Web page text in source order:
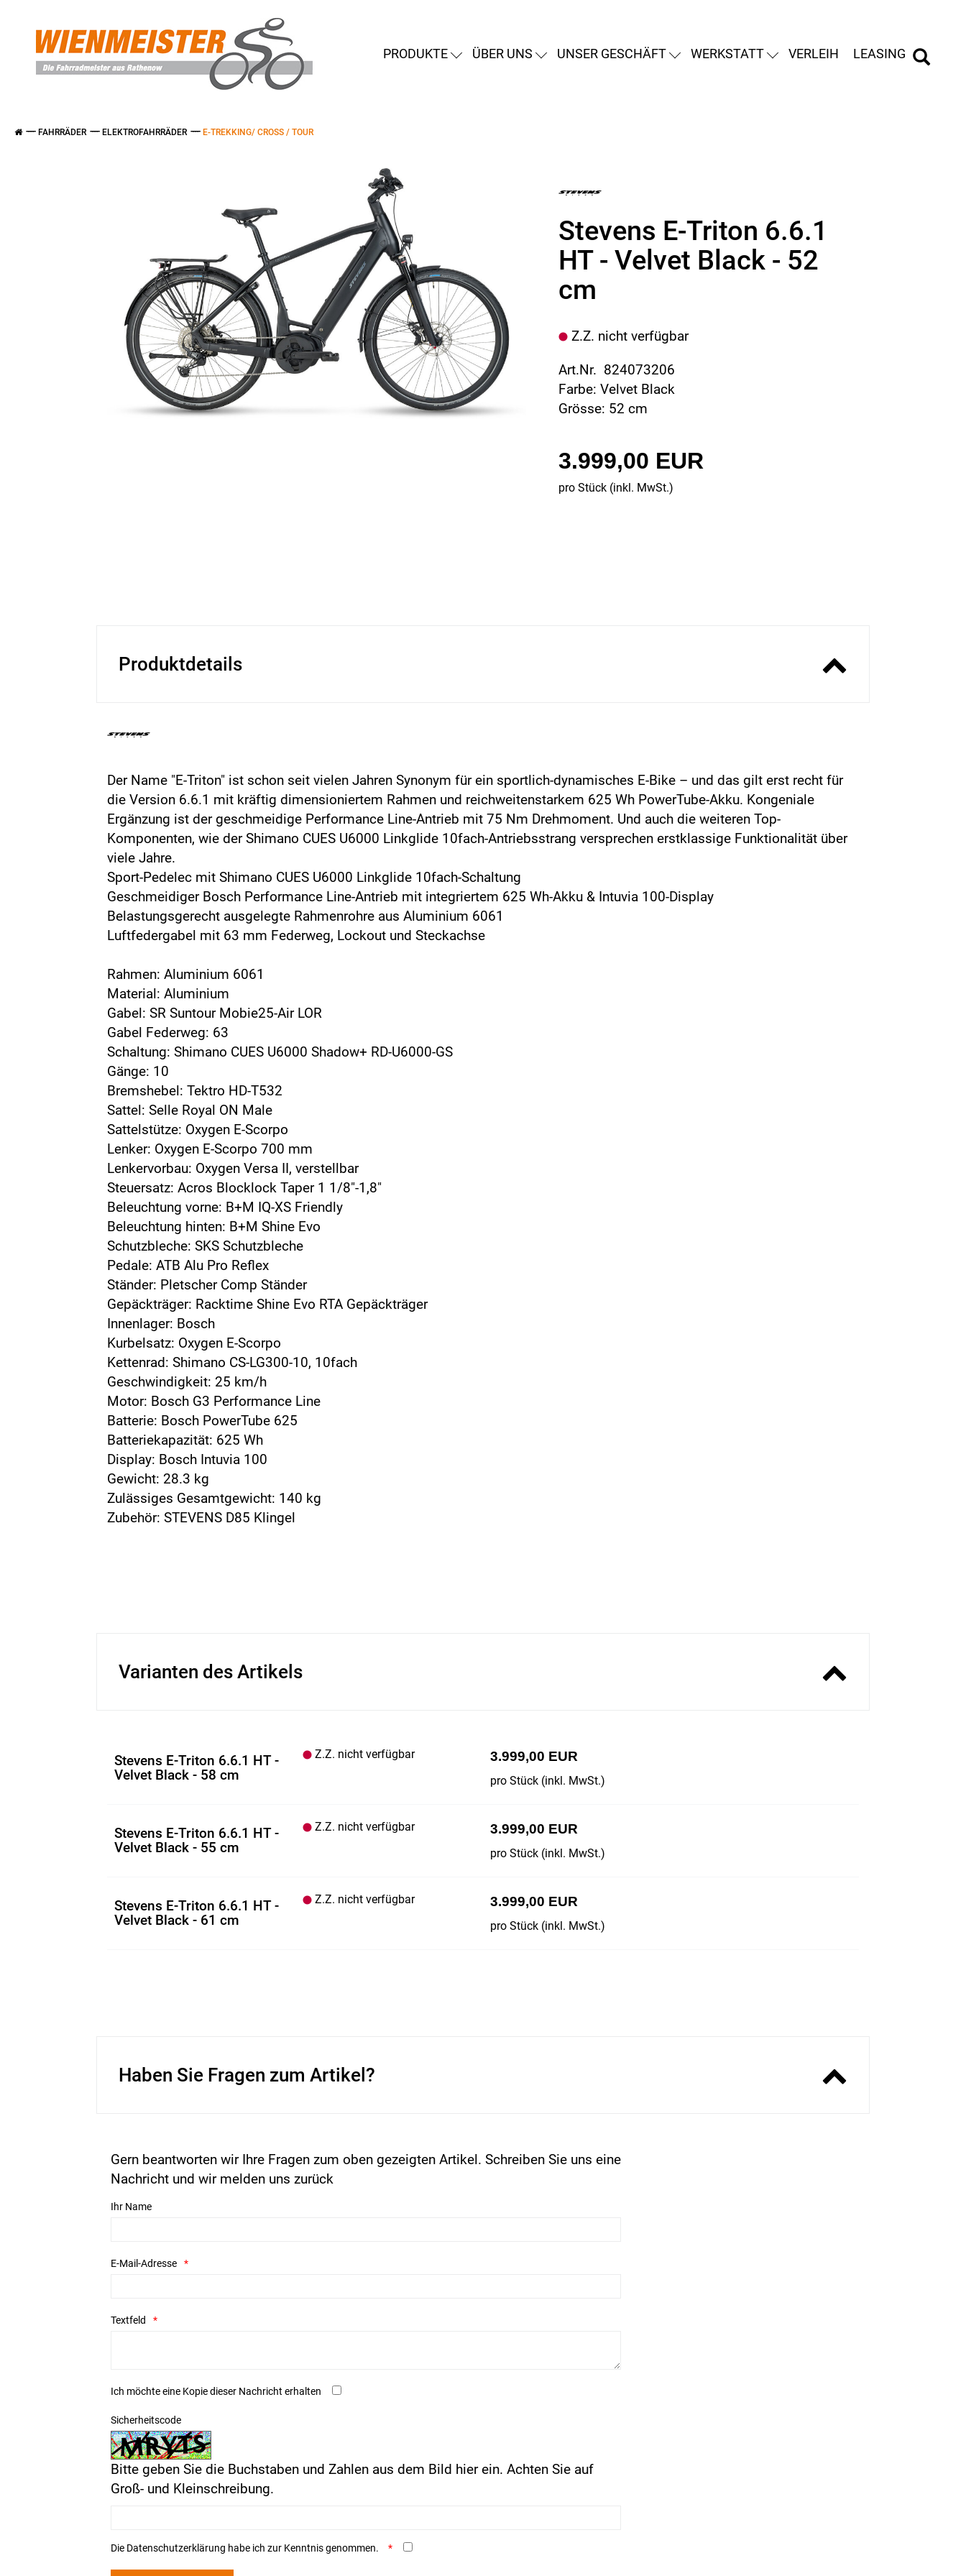
PRODUKTE ÜBER UNS UNSER GESCHÄFT WERKSTATT VERLEIH LEASING
FAHRRÄDER ELEKTROFAHRRÄDER E-TREKKING/ CROSS / TOUR
Stevens E-Triton 6.6.1
HT - Velvet Black - 52
cm
Z.Z. nicht verfügbar
Art.Nr. 824073206
Farbe: Velvet Black
Grösse: 52 cm
3.999,00 EUR
pro Stück (inkl. MwSt.)
Produktdetails
Der Name "E-Triton" ist schon seit vielen Jahren Synonym für ein sportlich-dynamisches E-Bike – und das gilt erst recht für
die Version 6.6.1 mit kräftig dimensioniertem Rahmen und reichweitenstarkem 625 Wh PowerTube-Akku. Kongeniale
Ergänzung ist der geschmeidige Performance Line-Antrieb mit 75 Nm Drehmoment. Und auch die weiteren Top-
Komponenten, wie der Shimano CUES U6000 Linkglide 10fach-Antriebsstrang versprechen erstklassige Funktionalität über
viele Jahre.
Sport-Pedelec mit Shimano CUES U6000 Linkglide 10fach-Schaltung
Geschmeidiger Bosch Performance Line-Antrieb mit integriertem 625 Wh-Akku & Intuvia 100-Display
Belastungsgerecht ausgelegte Rahmenrohre aus Aluminium 6061
Luftfedergabel mit 63 mm Federweg, Lockout und Steckachse
Rahmen: Aluminium 6061
Material: Aluminium
Gabel: SR Suntour Mobie25-Air LOR
Gabel Federweg: 63
Schaltung: Shimano CUES U6000 Shadow+ RD-U6000-GS
Gänge: 10
Bremshebel: Tektro HD-T532
Sattel: Selle Royal ON Male
Sattelstütze: Oxygen E-Scorpo
Lenker: Oxygen E-Scorpo 700 mm
Lenkervorbau: Oxygen Versa II, verstellbar
Steuersatz: Acros Blocklock Taper 1 1/8"-1,8"
Beleuchtung vorne: B+M IQ-XS Friendly
Beleuchtung hinten: B+M Shine Evo
Schutzbleche: SKS Schutzbleche
Pedale: ATB Alu Pro Reflex
Ständer: Pletscher Comp Ständer
Gepäckträger: Racktime Shine Evo RTA Gepäckträger
Innenlager: Bosch
Kurbelsatz: Oxygen E-Scorpo
Kettenrad: Shimano CS-LG300-10, 10fach
Geschwindigkeit: 25 km/h
Motor: Bosch G3 Performance Line
Batterie: Bosch PowerTube 625
Batteriekapazität: 625 Wh
Display: Bosch Intuvia 100
Gewicht: 28.3 kg
Zulässiges Gesamtgewicht: 140 kg
Zubehör: STEVENS D85 Klingel
Varianten des Artikels
Stevens E-Triton 6.6.1 HT -
Velvet Black - 58 cm
Z.Z. nicht verfügbar 3.999,00 EUR
pro Stück (inkl. MwSt.)
Stevens E-Triton 6.6.1 HT -
Velvet Black - 55 cm
Z.Z. nicht verfügbar 3.999,00 EUR
pro Stück (inkl. MwSt.)
Stevens E-Triton 6.6.1 HT -
Velvet Black - 61 cm
Z.Z. nicht verfügbar 3.999,00 EUR
pro Stück (inkl. MwSt.)
Haben Sie Fragen zum Artikel?
Gern beantworten wir Ihre Fragen zum oben gezeigten Artikel. Schreiben Sie uns eine
Nachricht und wir melden uns zurück
Ihr Name
E-Mail-Adresse
Textfeld
Ich möchte eine Kopie dieser Nachricht erhalten
Sicherheitscode
Bitte geben Sie die Buchstaben und Zahlen aus dem Bild hier ein. Achten Sie auf
Groß- und Kleinschreibung.
Die Datenschutzerklärung habe ich zur Kenntnis genommen.